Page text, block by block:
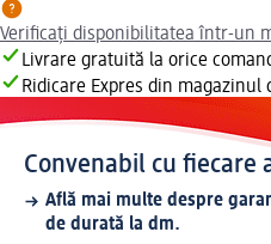
Verificați disponibilitatea într-un
Livrare gratuită la orice
Ridicare Expres din
Convenabil cu fiecare
Află mai multe despre
de durată la dm.